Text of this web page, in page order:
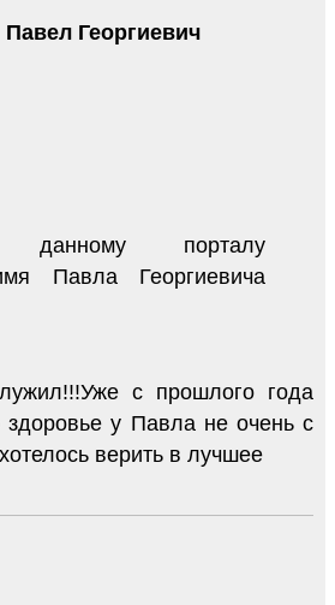
Георгиевич
данному порталу
Павла Георгиевича
с прошлого года
здоровье у Павла не очень с
верить в лучшее